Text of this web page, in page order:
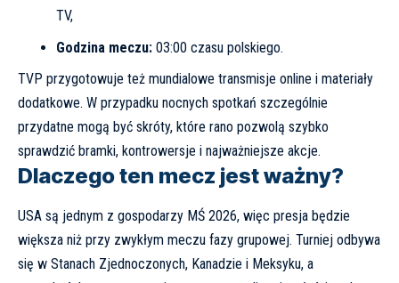
TV,
Godzina meczu:03:00 czasu polskiego.
TVP przygotowuje też mundialowe transmisje online i materiały
dodatkowe. W przypadku nocnych spotkań szczególnie
przydatne mogą być skróty, które rano pozwolą szybko
sprawdzić bramki, kontrowersje i najważniejsze akcje.
Dlaczego ten mecz jest ważny?
USA są jednym z gospodarzy MŚ 2026, więc presja będzie
większa niż przy zwykłym meczu fazy grupowej. Turniej odbywa
się w Stanach Zjednoczonych, Kanadzie i Meksyku, a